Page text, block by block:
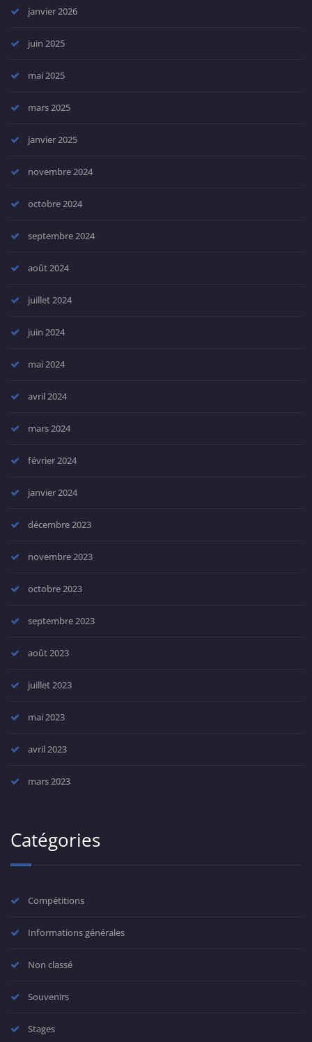
janvier 2026
juin 2025
mai 2025
mars 2025
janvier 2025
novembre 2024
octobre 2024
septembre 2024
août 2024
juillet 2024
juin 2024
mai 2024
avril 2024
mars 2024
février 2024
janvier 2024
décembre 2023
novembre 2023
octobre 2023
septembre 2023
août 2023
juillet 2023
mai 2023
avril 2023
mars 2023
Catégories
Compétitions
Informations générales
Non classé
Souvenirs
Stages